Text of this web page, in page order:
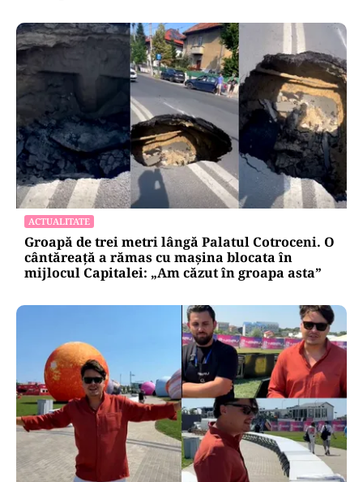
ACTUALITATE
Groapă de trei metri lângă Palatul Cotroceni. O
cântăreață a rămas cu mașina blocata în
mijlocul Capitalei: „Am căzut în groapa asta”